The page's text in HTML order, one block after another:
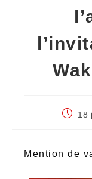
18
Mention de